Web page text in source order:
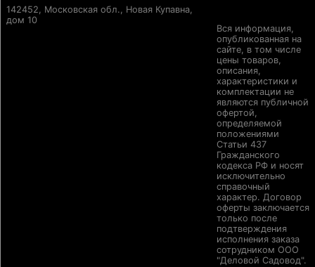
142452, Московская обл., Новая Купавна,
дом 10
Вся информация,
опубликованная на
сайте, в том числе
цены товаров,
описания,
характеристики и
комплектации не
являются публичной
офертой,
определяемой
положениями
Статьи 437
Гражданского
кодекса РФ и носят
исключительно
справочный
характер. Договор
оферты заключается
только после
подтверждения
исполнения заказа
сотрудником ООО
"Деловой Садовод".